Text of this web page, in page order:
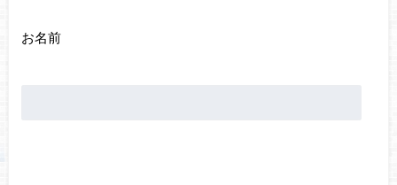
お名前